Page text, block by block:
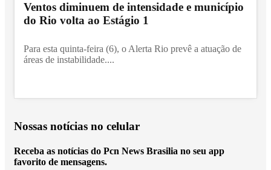
Ventos diminuem de intensidade e município
do Rio volta ao Estágio 1
Para esta quinta-feira (6), o Alerta Rio prevê a atuação de
áreas de instabilidade....
Nossas notícias no celular
Receba as notícias do Pcn News Brasilia no seu app
favorito de mensagens.